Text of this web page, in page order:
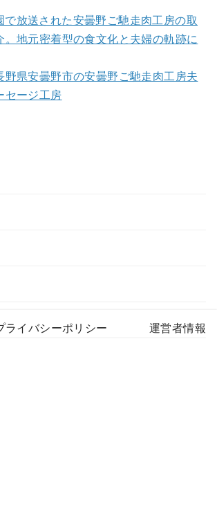
野県安曇野市の安曇野ご馳走肉工房夫
セージ工房
ライバシーポリシー 運営者情報